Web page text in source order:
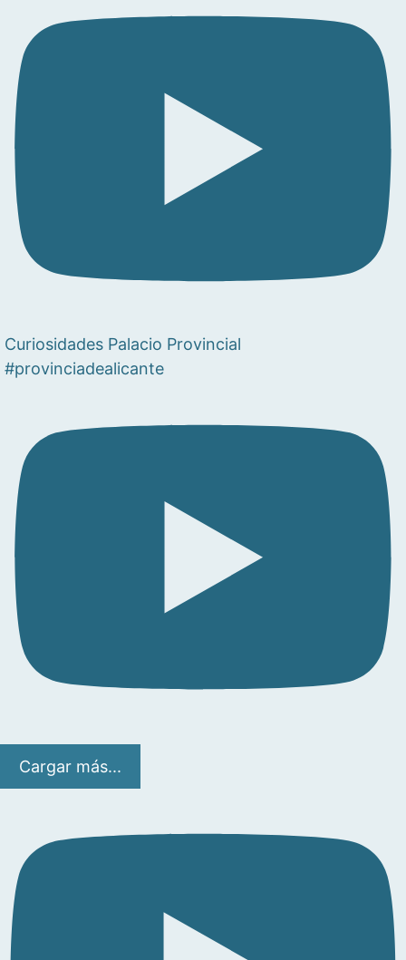
Curiosidades Palacio Provincial
#provinciadealicante
Cargar más...